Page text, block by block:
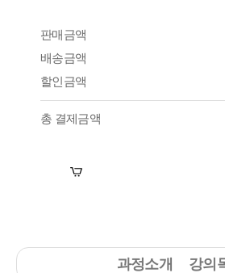
판매금액
배송금액
할인금액
총 결제금액
과정소개 강의